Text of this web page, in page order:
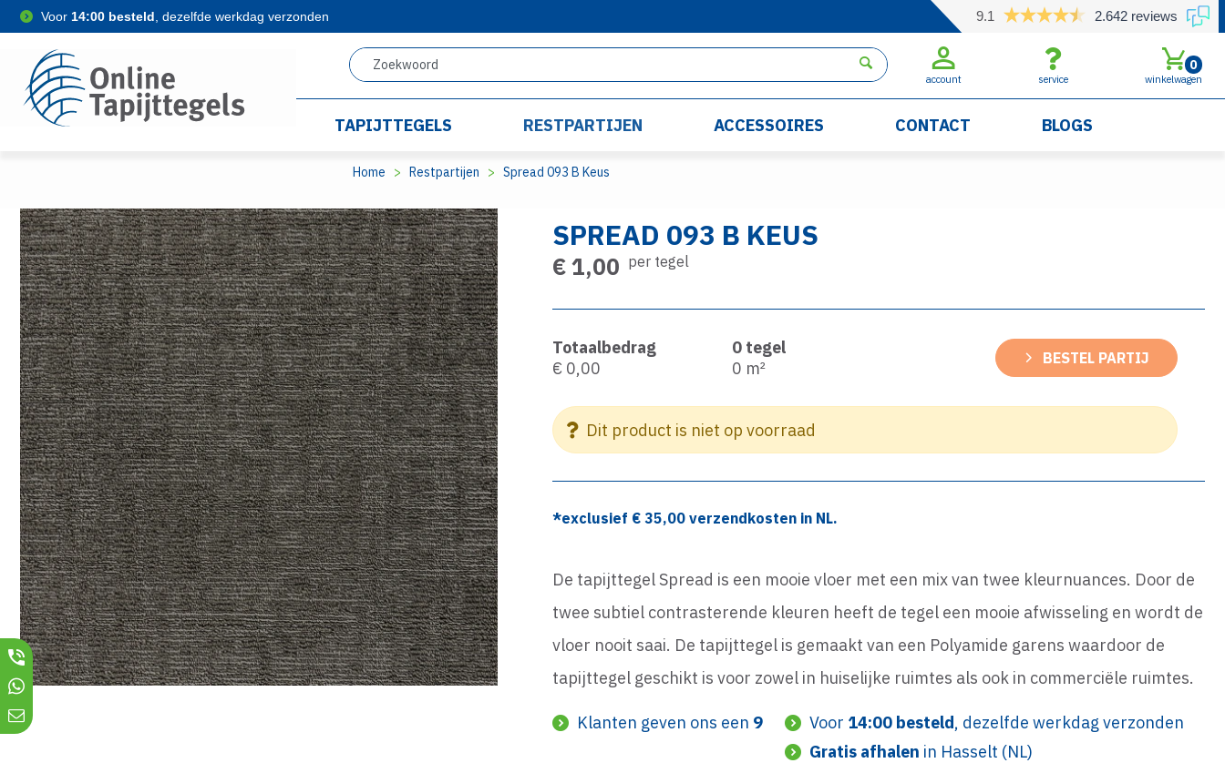
Voor 14:00 besteld , dezelfde werkdag verzonden 9.1 2.642 reviews
account service winkelwagen
0
TAPIJTTEGELS RESTPARTIJEN ACCESSOIRES CONTACT BLOGS
Home Restpartijen Spread 093 B Keus
SPREAD 093 B KEUS
€ 1,00 per tegel
Totaalbedrag
€ 0,00
0 tegel
0 m² BESTEL PARTIJ
Dit product is niet op voorraad
*exclusief €35,00 verzendkosten in NL.
De tapijttegel Spread is een mooie vloer met een mix van twee kleurnuances. Door de
twee subtiel contrasterende kleuren heeft de tegel een mooie afwisseling en wordt de
vloer nooit saai. De tapijttegel is gemaakt van een Polyamide garens waardoor de
tapijttegel geschikt is voor zowel in huiselijke ruimtes als ook in commerciële ruimtes.
Klanten geven ons een 9 Voor 14:00 besteld, dezelfde werkdag verzonden
Gratis afhalen in Hasselt (NL)